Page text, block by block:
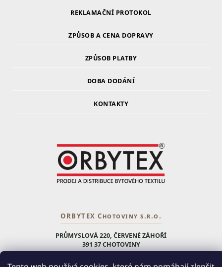
REKLAMAČNÍ PROTOKOL
ZPŮSOB A CENA DOPRAVY
ZPŮSOB PLATBY
DOBA DODÁNÍ
KONTAKTY
ORBYTEX Chotoviny s.r.o.
PRŮMYSLOVÁ 220, ČERVENÉ ZÁHOŘÍ
391 37 CHOTOVINY
IČ: 28138252